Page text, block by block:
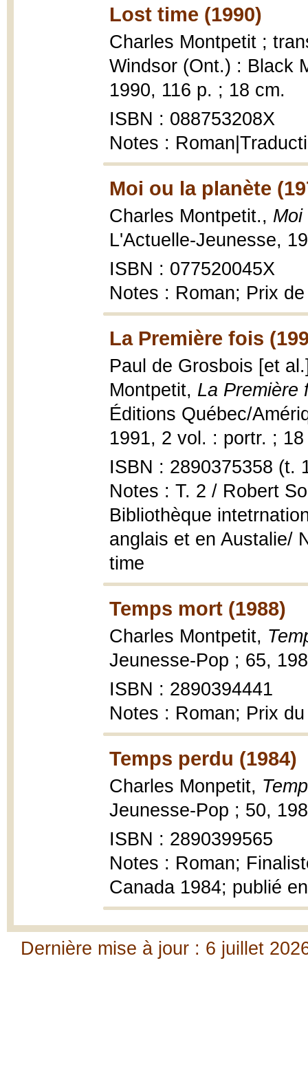
Lost time (1990)
Charles Montpetit ;
Windsor (Ont.) : Black
1990, 116 p. ; 18 cm.
ISBN : 088753208X
Notes :
Moi ou la planète
Charles Montpetit., Moi
L'Actuelle-Jeunesse,
ISBN : 077520045X
Notes : Roman; Prix
La Première fois
Paul de Grosbois [et
Montpetit, La Première
Éditions Québec/
1991, 2 vol. : portr. ;
ISBN : 2890375358 (t.
Notes : T. 2 / Robert
Bibliothèque
anglais et en Austalie/
time
Temps mort (1988)
Charles Montpetit,
Jeunesse-Pop ; 65,
ISBN : 2890394441
Notes : Roman; Prix
Temps perdu (1984)
Charles Monpetit,
Jeunesse-Pop ; 50,
ISBN : 2890399565
Notes : Roman;
Canada 1984; publié
Dernière mise à jour : 6 juillet